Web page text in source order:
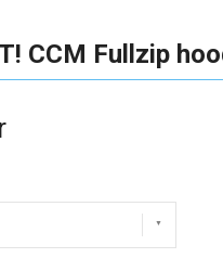
CCM Fullzip